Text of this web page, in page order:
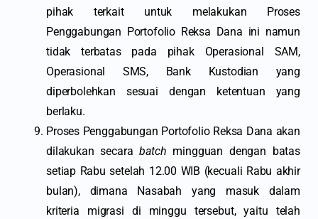
pihak terkait untuk melakukan Proses
Penggabungan Portofolio Reksa Dana ini namun
tidak terbatas pada pihak Operasional SAM,
Operasional SMS, Bank Kustodian yang
diperbolehkan sesuai dengan ketentuan yang
berlaku.
Proses Penggabungan Portofolio Reksa Dana akan
dilakukan secarabatch mingguan dengan batas
setiap Rabu setelah 12.00 WIB (kecuali Rabu akhir
bulan), dimana Nasabah yang masuk dalam
kriteria migrasi di minggu tersebut, yaitu telah